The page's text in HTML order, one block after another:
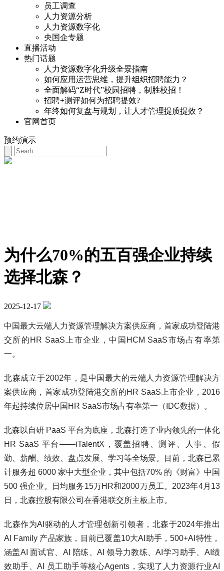
员工调查
人力资源分析
人力资源数字化
央国企专题
直播活动
热门话题
人力资源数字化升级全景指南
如何应用运营思维，提升组织招聘能力？
全面解码“Z时代”校园招聘，制胜校招！
招聘+测评如何为招聘提效?
年终如何复盘与规划，让人才管理提质提效？
官网首页
预约演示
为什么70%的五百强企业持续
选择北森？
2025-12-17
中国最大云端人力资源管理解决方案供应商，首家成功登陆港
交所的HR SaaS上市企业，中国HCM SaaS市场占有率第
一。
北森成立于2002年，是中国最大的云端人力资源管理解决方
案供应商，首家成功登陆港交所的HR SaaS上市企业，2016
年起持续位居中国HR SaaS市场占有率第一（IDC数据）。
北森以自研 PaaS 平台为底座，北森打造了业内领先的一体化
HR SaaS 平台——iTalentX，覆盖招聘、测评、人事、假
勤、薪酬、绩效、盘点发展、学习等全场景。目前，北森已累
计服务超 6000 家中大型企业，其中包括70% 的《财富》中国
500 强企业。日均服务15万HR和2000万员工。2023年4月13
日，北森控股有限公司在香港联交所主板上市。
北森作为AI驱动的人才管理创新引领者，北森于2024年推出
AI Family 产品家族，目前已覆盖10大AI助手，500+AI特性，
涵盖AI ⾯试官、AI 陪练、AI 领导⼒教练、AI学习助⼿、AI绩
效助⼿、AI 员⼯助⼿等核⼼Agents， 实现了人力资源行业AI